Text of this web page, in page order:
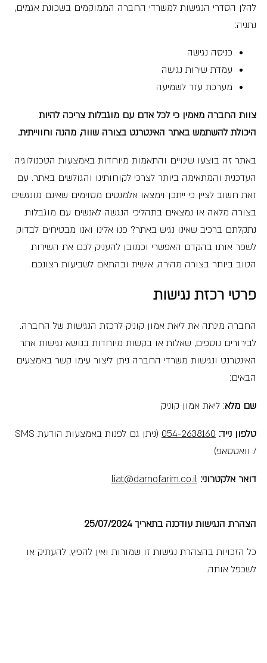
להלן הסדרי הנגישות למשרדי החברה הממוקמים בשכונת אגמים,
נתניה:
כניסה נגישה
עמדת שירות נגישה
מערכת עזר לשמיעה
צוות החברה מאמין כי לכל אדם עם מוגבלות צריכה להיות
היכולת להשתמש באתר האינטרנט בצורה שווה, מהנה וחווייתית.
באתר זה בוצעו שינויים והתאמות מיוחדות באמצעות הטכנולוגיה
העדכנית והמתאימה ביותר לצרכי לקוחותינו והגולשים באתר. עם
זאת חשוב לציין כי ייתכן וימצאו אלמנטים מסוימים שאינם מונגשים
בצורה מלאה או נמצאים בתהליכי הנגשה לאנשים עם מוגבלות.
נתקלתם ברכיב שאינו נגיש באתר? פנו אלינו ואנו מבטיחים לבדוק
לשפר אותו בהקדם האפשרי וכמובן להעניק לכם את השירות
הטוב ביותר בצורה מהירה, אישית ובהתאם לשביעות רצונכם.
פרטי רכזת נגישות
החברה מינתה את ליאת אמון קוניק לרכזת הנגישות של החברה.
לבירורים נוספים, שאלות או בקשות מיוחדות בנושא נגישות אתר
האינטרנט ונגישות משרדי החברה ניתן ליצור עימו קשר באמצעים
הבאים:
שם מלא: ליאת אמון קוניק
טלפון נייד: 054-2638160
(ניתן גם לפנות באמצעות הודעת SMS
/ וואטסאפ)
דואר אלקטרוני: liat@darnofarim.co.il
הצהרת הנגישות עודכנה בתאריך25/07/2024
כל הזכויות בהצהרת נגישות זו שמורות ואין להפיץ, להעתיק או
לשכפל אותה.